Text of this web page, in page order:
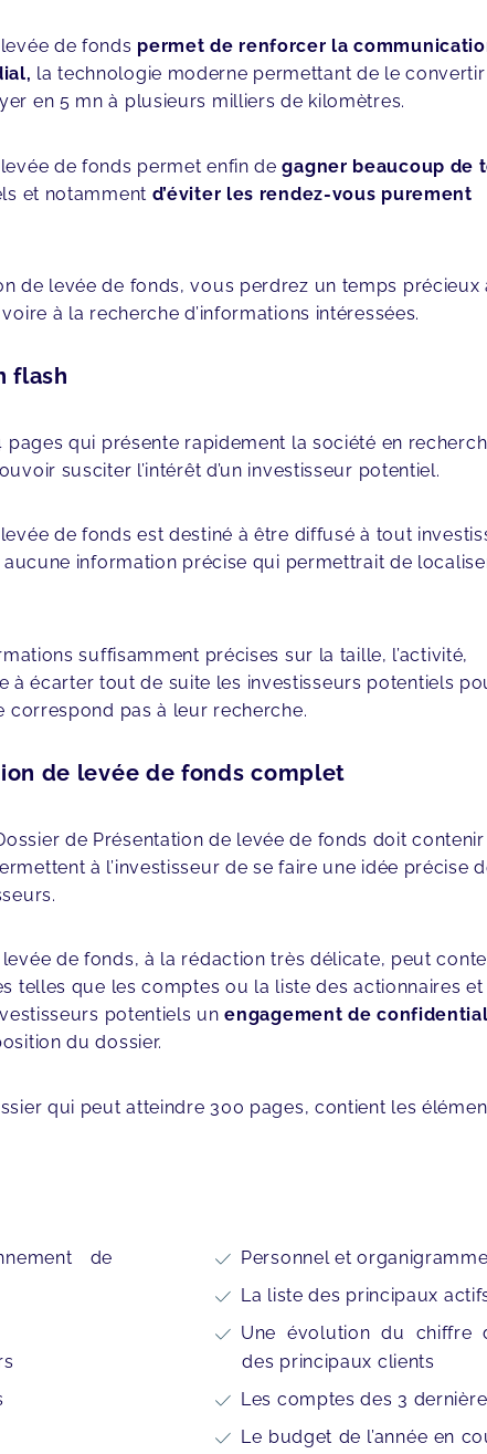
de fonds permet de renforcer la
la technologie moderne permettant de le convertir
en 5 mn à plusieurs milliers de kilomètres.
de fonds permet enfin degagner beaucoup de
et notamment d’éviter les rendez-vous purement
de levée de fonds, vous perdrez un temps précieux
à la recherche d’informations intéressées.
flash
pages qui présente rapidement la société en
susciter l’intérêt d’un investisseur potentiel.
de fonds est destiné à être diffusé à tout
information précise qui permettrait de
suffisamment précises sur la taille, l’activité,
à écarter tout de suite les investisseurs potentiels
correspond pas à leur recherche.
de levée de fonds complet
de Présentation de levée de fonds doit contenir
à l’investisseur de se faire une idée précise
de fonds, à la rédaction très délicate, peut
telles que les comptes ou la liste des actionnaires et
potentiels unengagement de
du dossier.
qui peut atteindre 300 pages, contient les
de
Personnel et organigramme
La liste des principaux
Une évolution du chiffre
des principaux clients
Les comptes des 3
Le budget de l’année en